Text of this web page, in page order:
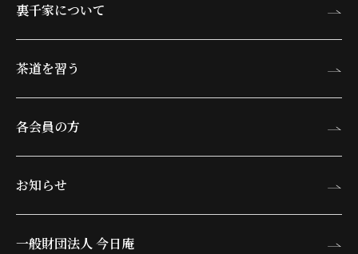
裏千家について
茶道を習う
各会員の方
お知らせ
一般財団法人 今日庵